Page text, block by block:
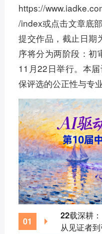
https://
/index或点击文章底
提交作品，截止日期
序将分为两阶段：
11月22日举行。本
保评选的公正性与专业
01
22载深耕：
从见证者